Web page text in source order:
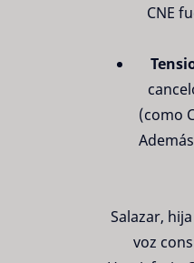
CNE
(como
Salazar,
voz